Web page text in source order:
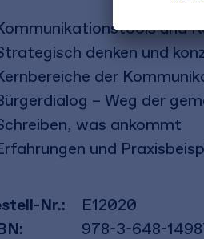
und
denken und
der
– Weg der
was ankommt
und
Nr.:
E12020
978-3-648-